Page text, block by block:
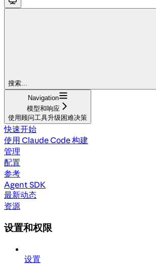
搜索...
Navigation
模型和响应
使用顾问工具升级困难决策
快速开始
使用 Claude Code 构建
管理
配置
参考
Agent SDK
最新动态
资源
设置和权限
设置